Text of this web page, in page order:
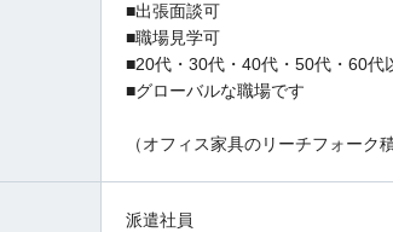
■出張面談可
■職場見学可
■20代・30代・40代・50代・60代
■グローバルな職場です
（オフィス家具のリーチフォーク
派遣社員